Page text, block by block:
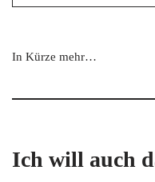
In Kürze mehr…
Ich will auch